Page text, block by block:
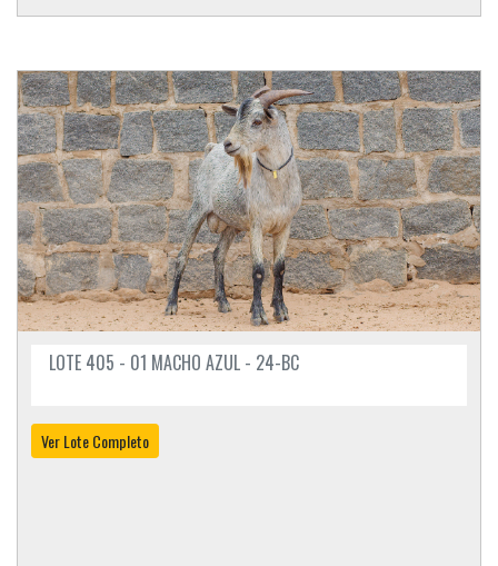
LOTE 405 - 01 MACHO AZUL - 24-BC
Ver Lote Completo